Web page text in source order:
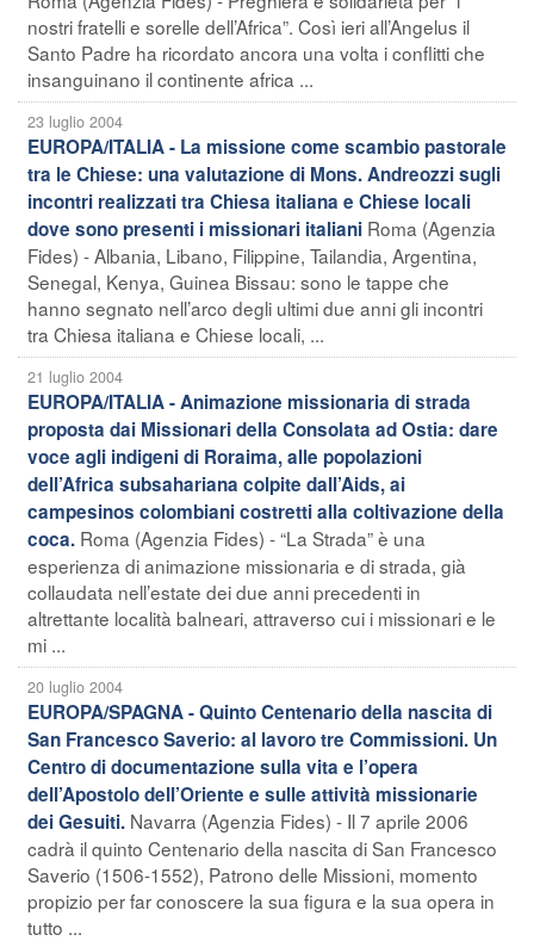
nostri fratelli e sorelle dell’Africa”. Così ieri all’Angelus il
Santo Padre ha ricordato ancora una volta i conflitti che
insanguinano il continente africa ...
23 luglio 2004
EUROPA/ITALIA - La missione come scambio pastorale
tra le Chiese: una valutazione di Mons. Andreozzi sugli
incontri realizzati tra Chiesa italiana e Chiese locali
dove sono presenti i missionari italiani Roma (Agenzia
Fides) - Albania, Libano, Filippine, Tailandia, Argentina,
Senegal, Kenya, Guinea Bissau: sono le tappe che
hanno segnato nell’arco degli ultimi due anni gli incontri
tra Chiesa italiana e Chiese locali, ...
21 luglio 2004
EUROPA/ITALIA - Animazione missionaria di strada
proposta dai Missionari della Consolata ad Ostia: dare
voce agli indigeni di Roraima, alle popolazioni
dell’Africa subsahariana colpite dall’Aids, ai
campesinos colombiani costretti alla coltivazione della
coca. Roma (Agenzia Fides) - “La Strada” è una
esperienza di animazione missionaria e di strada, già
collaudata nell’estate dei due anni precedenti in
altrettante località balneari, attraverso cui i missionari e le
mi ...
20 luglio 2004
EUROPA/SPAGNA - Quinto Centenario della nascita di
San Francesco Saverio: al lavoro tre Commissioni. Un
Centro di documentazione sulla vita e l’opera
dell’Apostolo dell’Oriente e sulle attività missionarie
dei Gesuiti. Navarra (Agenzia Fides) - Il 7 aprile 2006
cadrà il quinto Centenario della nascita di San Francesco
Saverio (1506-1552), Patrono delle Missioni, momento
propizio per far conoscere la sua figura e la sua opera in
tutto ...